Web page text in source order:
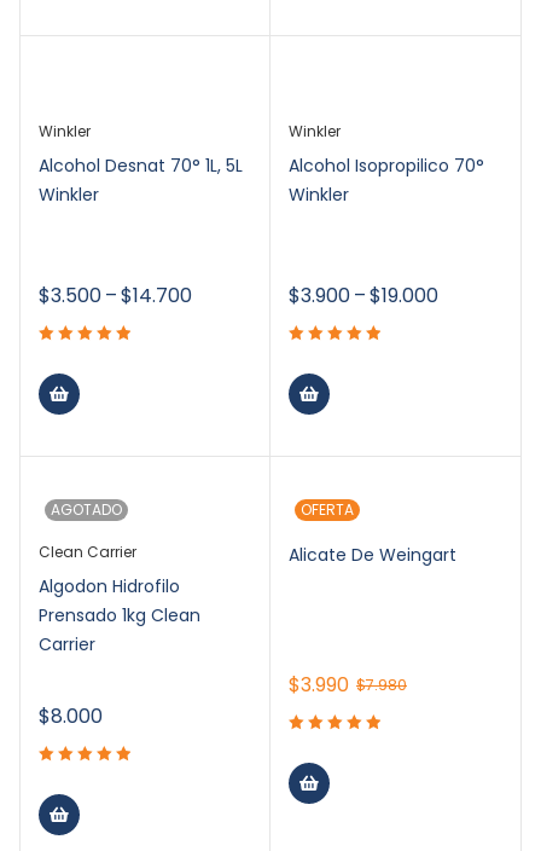
Winkler
Alcohol Desnat 70° 1L, 5L
Winkler
$3.500–$14.700
Winkler
Alcohol Isopropilico 70°
Winkler
$3.900–$19.000
AGOTADO
Clean Carrier
Algodon Hidrofilo
Prensado 1kg Clean
Carrier
$8.000
OFERTA
Alicate De Weingart
$7.980
$3.990